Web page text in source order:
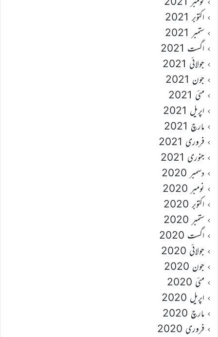
اکتوبر 2021
ستمبر 2021
اگست 2021
جولائی 2021
جون 2021
مئی 2021
اپریل 2021
مارچ 2021
فروری 2021
جنوری 2021
دسمبر 2020
نومبر 2020
اکتوبر 2020
ستمبر 2020
اگست 2020
جولائی 2020
جون 2020
مئی 2020
اپریل 2020
مارچ 2020
فروری 2020